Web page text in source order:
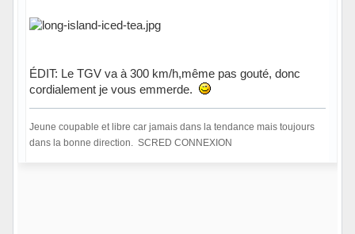
ÉDIT: Le TGV va à 300 km/h,même pas gouté, donc
cordialement je vous emmerde.
Jeune coupable et libre car jamais dans la tendance mais toujours
dans la bonne direction. SCRED CONNEXION